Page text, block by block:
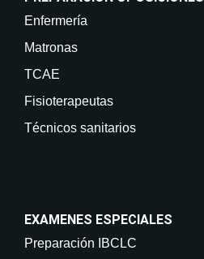
Enfermería
Matronas
TCAE
Fisioterapeutas
Técnicos sanitarios
EXAMENES ESPECIALES
Preparación IBCLC